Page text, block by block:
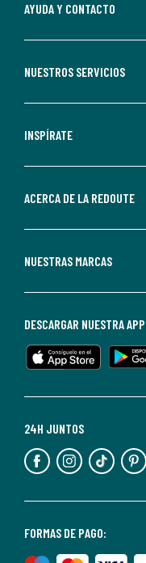
AYUDA Y CONTACTO
NUESTROS SERVICIOS
INSPÍRATE
ACERCA DE LA REDOUTE
NUESTRAS MARCAS
FORMAS DE PAGO:
24H JUNTOS
DESCARGAR NUESTRA APP